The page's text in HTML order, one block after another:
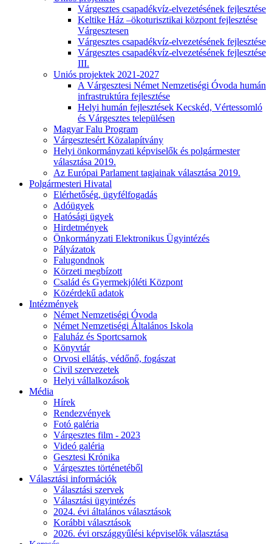
Várgesztes csapadékvíz-elvezetésének fejlesztése
Keltike Ház –ökoturisztikai központ fejlesztése
Várgesztesen
Várgesztes csapadékvíz-elvezetésének fejlesztése
Várgesztes csapadékvíz-elvezetésének fejlesztése
III.
Uniós projektek 2021-2027
A Várgesztesi Német Nemzetiségi Óvoda humán
infrastruktúra fejlesztése
Helyi humán fejlesztések Kecskéd, Vértessomló
és Várgesztes településen
Magyar Falu Program
Várgesztesért Közalapítvány
Helyi önkormányzati képviselők és polgármester
választása 2019.
Az Európai Parlament tagjainak választása 2019.
Polgármesteri Hivatal
Elérhetőség, ügyfélfogadás
Adóügyek
Hatósági ügyek
Hirdetmények
Önkormányzati Elektronikus Ügyintézés
Pályázatok
Falugondnok
Körzeti megbízott
Család és Gyermekjóléti Központ
Közérdekű adatok
Intézmények
Német Nemzetiségi Óvoda
Német Nemzetiségi Általános Iskola
Faluház és Sportcsarnok
Könyvtár
Orvosi ellátás, védőnő, fogászat
Civil szervezetek
Helyi vállalkozások
Média
Hírek
Rendezvények
Fotó galéria
Várgesztes film - 2023
Videó galéria
Gesztesi Krónika
Várgesztes történetéből
Választási információk
Választási szervek
Választási ügyintézés
2024. évi általános választások
Korábbi választások
2026. évi országgyűlési képviselők választása